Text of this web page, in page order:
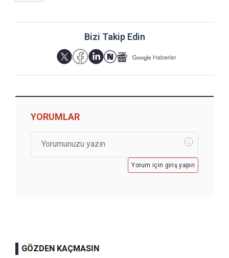
Bizi Takip Edin
YORUMLAR
Yorum için giriş yapın
GÖZDEN KAÇMASIN